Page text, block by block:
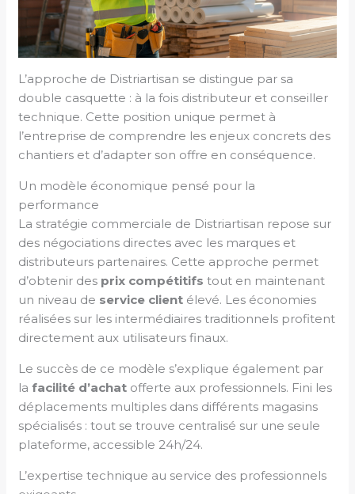
L’approche de Distriartisan se distingue par sa
double casquette : à la fois distributeur et conseiller
technique. Cette position unique permet à
l’entreprise de comprendre les enjeux concrets des
chantiers et d’adapter son offre en conséquence.
Un modèle économique pensé pour la
performance
La stratégie commerciale de Distriartisan repose sur
des négociations directes avec les marques et
distributeurs partenaires. Cette approche permet
d’obtenir des prix compétitifs tout en maintenant
un niveau de service client élevé. Les économies
réalisées sur les intermédiaires traditionnels profitent
directement aux utilisateurs finaux.
Le succès de ce modèle s’explique également par
lafacilité d’achat offerte aux professionnels. Fini les
déplacements multiples dans différents magasins
spécialisés : tout se trouve centralisé sur une seule
plateforme, accessible 24h/24.
L’expertise technique au service des professionnels